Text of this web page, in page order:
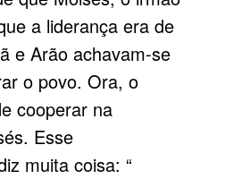
a liderança era de
e Arão achavam-se
o povo. Ora, o
cooperar na
Esse
muita coisa: “